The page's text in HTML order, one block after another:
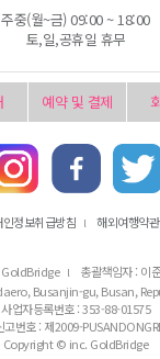
주중(월~금) 09:00 ~ 18:00
토,일,공휴일 휴무
예약 및 결제
인정보취급방침 l 해외여행약관
l
총괄책임자 : 이
Busanjin-gu, Busan,
사업자등록번호 : 353-88-01575
고번호 : 제2009-
Copyright © inc. GoldBridge